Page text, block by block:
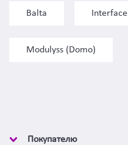
Balta Interface
Modulyss (Domo)
Покупателю